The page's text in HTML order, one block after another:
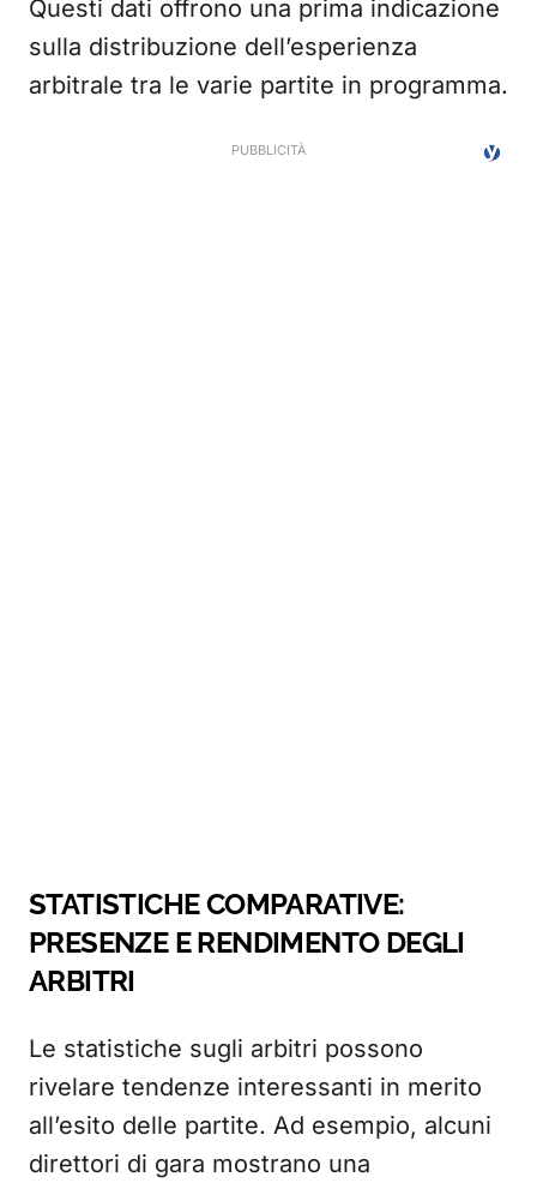
Questi dati offrono una prima indicazione
sulla distribuzione dell’esperienza
arbitrale tra le varie partite in programma.
STATISTICHE COMPARATIVE:
PRESENZE E RENDIMENTO DEGLI
ARBITRI
Le statistiche sugli arbitri possono
rivelare tendenze interessanti in merito
all’esito delle partite. Ad esempio, alcuni
direttori di gara mostrano una